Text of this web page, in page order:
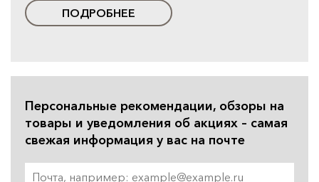
ПОДРОБНЕЕ
Персональные рекомендации, обзоры на
товары и уведомления об акциях – самая
свежая информация у вас на почте